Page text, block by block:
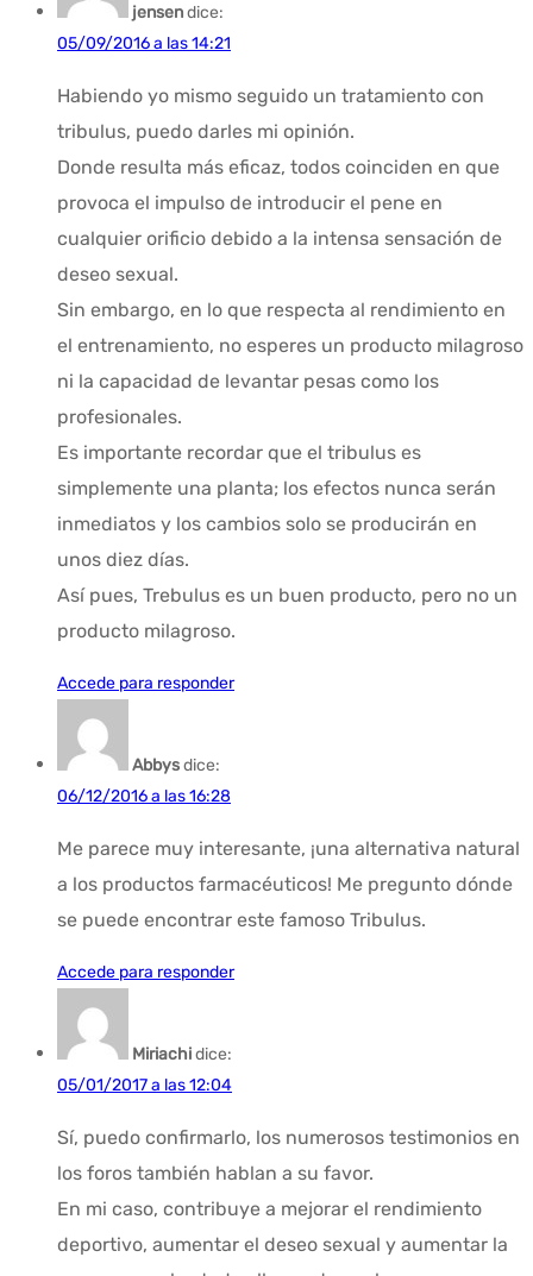
jensendice:
05/09/2016 a las 14:21
Habiendo yo mismo seguido un tratamiento con
tribulus, puedo darles mi opinión.
Donde resulta más eficaz, todos coinciden en que
provoca el impulso de introducir el pene en
cualquier orificio debido a la intensa sensación de
deseo sexual.
Sin embargo, en lo que respecta al rendimiento en
el entrenamiento, no esperes un producto milagroso
ni la capacidad de levantar pesas como los
profesionales.
Es importante recordar que el tribulus es
simplemente una planta; los efectos nunca serán
inmediatos y los cambios solo se producirán en
unos diez días.
Así pues, Trebulus es un buen producto, pero no un
producto milagroso.
Accede para responder
Abbysdice:
06/12/2016 a las 16:28
Me parece muy interesante, ¡una alternativa natural
a los productos farmacéuticos! Me pregunto dónde
se puede encontrar este famoso Tribulus.
Accede para responder
Miriachidice:
05/01/2017 a las 12:04
Sí, puedo confirmarlo, los numerosos testimonios en
los foros también hablan a su favor.
En mi caso, contribuye a mejorar el rendimiento
deportivo, aumentar el deseo sexual y aumentar la